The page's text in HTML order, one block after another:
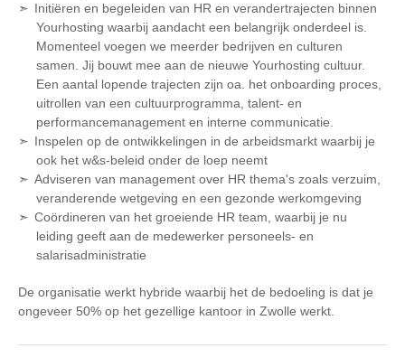
Initiëren en begeleiden van HR en verandertrajecten binnen
Yourhosting waarbij aandacht een belangrijk onderdeel is.
Momenteel voegen we meerder bedrijven en culturen
samen. Jij bouwt mee aan de nieuwe Yourhosting cultuur.
Een aantal lopende trajecten zijn oa. het onboarding proces,
uitrollen van een cultuurprogramma, talent- en
performancemanagement en interne communicatie.
Inspelen op de ontwikkelingen in de arbeidsmarkt waarbij je
ook het w&s-beleid onder de loep neemt
Adviseren van management over HR thema's zoals verzuim,
veranderende wetgeving en een gezonde werkomgeving
Coördineren van het groeiende HR team, waarbij je nu
leiding geeft aan de medewerker personeels- en
salarisadministratie
De organisatie werkt hybride waarbij het de bedoeling is dat je
ongeveer 50% op het gezellige kantoor in Zwolle werkt.